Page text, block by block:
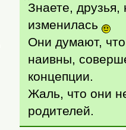
Знаете, друзья,
изменилась
Они думают,
наивны,
концепции.
Жаль, что они
родителей.